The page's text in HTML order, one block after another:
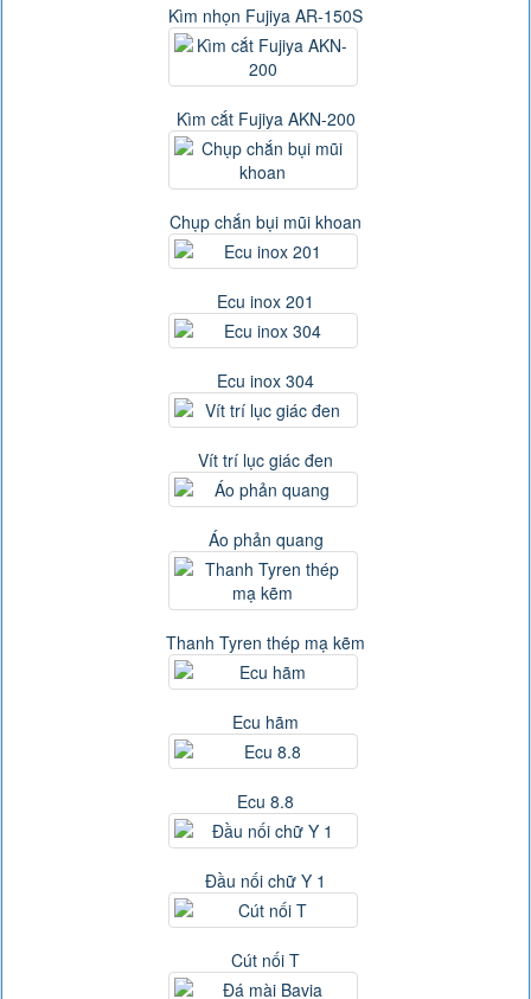
Kìm nhọn Fujiya AR-150S
Kìm cắt Fujiya AKN-200
Chụp chắn bụi mũi khoan
Ecu inox 201
Ecu inox 304
Vít trí lục giác đen
Áo phản quang
Thanh Tyren thép mạ kẽm
Ecu hãm
Ecu 8.8
Đầu nối chữ Y 1
Cút nối T